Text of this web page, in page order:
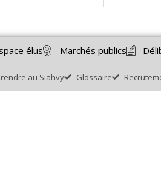
élus Marchés publics
rendre au Siahvy Glossaire